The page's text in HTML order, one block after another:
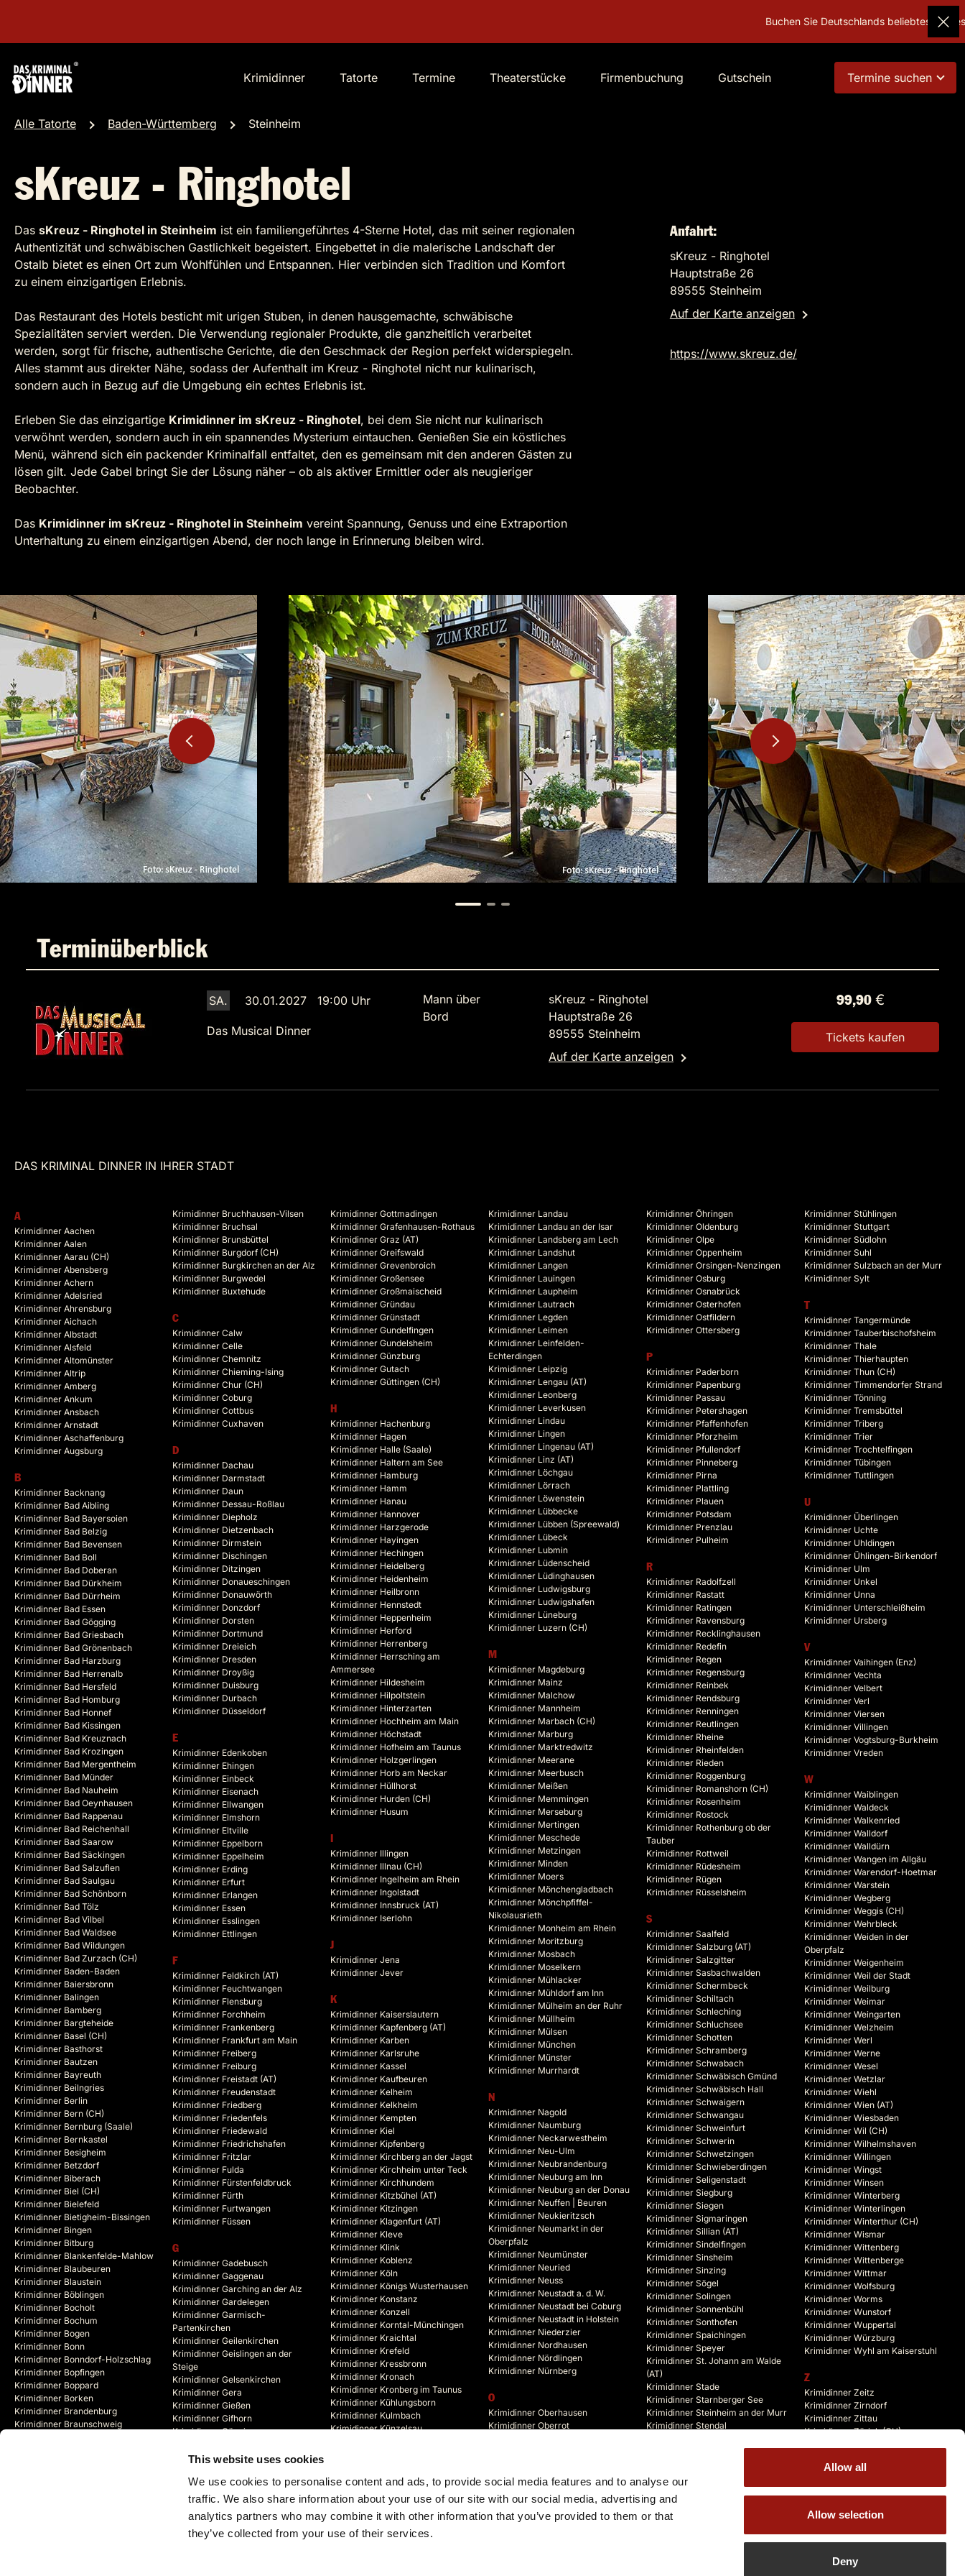
This website uses cookies
We use cookies to personalise content and ads, to provide social media features and to analyse our
traffic. We also share information about your use of our site with our social media, advertising and
analytics partners who may combine it with other information that you’ve provided to them or that
they’ve collected from your use of their services.
Allow all
Allow selection
Deny
Buchen Sie Deutschlands beliebtestes Geschenk!
Krimidinner Tatorte Termine Theaterstücke Firmenbuchung Gutschein Termine suchen
Alle Tatorte Baden-Württemberg Steinheim
sKreuz - Ringhotel
Das sKreuz - Ringhotel in Steinheim ist ein familiengeführtes 4-Sterne Hotel, das mit seiner regionalen
Authentizität und schwäbischen Gastlichkeit begeistert. Eingebettet in die malerische Landschaft der
Ostalb bietet es einen Ort zum Wohlfühlen und Entspannen. Hier verbinden sich Tradition und Komfort
zu einem einzigartigen Erlebnis.
Das Restaurant des Hotels besticht mit urigen Stuben, in denen hausgemachte, schwäbische
Spezialitäten serviert werden. Die Verwendung regionaler Produkte, die ganzheitlich verarbeitet
werden, sorgt für frische, authentische Gerichte, die den Geschmack der Region perfekt widerspiegeln.
Alles stammt aus direkter Nähe, sodass der Aufenthalt im Kreuz - Ringhotel nicht nur kulinarisch,
sondern auch in Bezug auf die Umgebung ein echtes Erlebnis ist.
Erleben Sie das einzigartige Krimidinner im sKreuz - Ringhotel, bei dem Sie nicht nur kulinarisch
verwöhnt werden, sondern auch in ein spannendes Mysterium eintauchen. Genießen Sie ein köstliches
Menü, während sich ein packender Kriminalfall entfaltet, den es gemeinsam mit den anderen Gästen zu
lösen gilt. Jede Gabel bringt Sie der Lösung näher – ob als aktiver Ermittler oder als neugieriger
Beobachter.
Das Krimidinner im sKreuz - Ringhotel in Steinheim vereint Spannung, Genuss und eine Extraportion
Unterhaltung zu einem einzigartigen Abend, der noch lange in Erinnerung bleiben wird.
Anfahrt:
sKreuz - Ringhotel
Hauptstraße 26
89555 Steinheim
Auf der Karte anzeigen
https://www.skreuz.de/
Terminüberblick
SA. 30.01.2027 19:00 Uhr
Das Musical Dinner
Mann über
Bord
sKreuz - Ringhotel
Hauptstraße 26
89555 Steinheim
Auf der Karte anzeigen
99,90 €
Tickets kaufen
DAS KRIMINAL DINNER IN IHRER STADT
A
Krimidinner Aachen
Krimidinner Aalen
Krimidinner Aarau (CH)
Krimidinner Abensberg
Krimidinner Achern
Krimidinner Adelsried
Krimidinner Ahrensburg
Krimidinner Aichach
Krimidinner Albstadt
Krimidinner Alsfeld
Krimidinner Altomünster
Krimidinner Altrip
Krimidinner Amberg
Krimidinner Ankum
Krimidinner Ansbach
Krimidinner Arnstadt
Krimidinner Aschaffenburg
Krimidinner Augsburg
B
Krimidinner Backnang
Krimidinner Bad Aibling
Krimidinner Bad Bayersoien
Krimidinner Bad Belzig
Krimidinner Bad Bevensen
Krimidinner Bad Boll
Krimidinner Bad Doberan
Krimidinner Bad Dürkheim
Krimidinner Bad Dürrheim
Krimidinner Bad Essen
Krimidinner Bad Gögging
Krimidinner Bad Griesbach
Krimidinner Bad Grönenbach
Krimidinner Bad Harzburg
Krimidinner Bad Herrenalb
Krimidinner Bad Hersfeld
Krimidinner Bad Homburg
Krimidinner Bad Honnef
Krimidinner Bad Kissingen
Krimidinner Bad Kreuznach
Krimidinner Bad Krozingen
Krimidinner Bad Mergentheim
Krimidinner Bad Münder
Krimidinner Bad Nauheim
Krimidinner Bad Oeynhausen
Krimidinner Bad Rappenau
Krimidinner Bad Reichenhall
Krimidinner Bad Saarow
Krimidinner Bad Säckingen
Krimidinner Bad Salzuflen
Krimidinner Bad Saulgau
Krimidinner Bad Schönborn
Krimidinner Bad Tölz
Krimidinner Bad Vilbel
Krimidinner Bad Waldsee
Krimidinner Bad Wildungen
Krimidinner Bad Zurzach (CH)
Krimidinner Baden-Baden
Krimidinner Baiersbronn
Krimidinner Balingen
Krimidinner Bamberg
Krimidinner Bargteheide
Krimidinner Basel (CH)
Krimidinner Basthorst
Krimidinner Bautzen
Krimidinner Bayreuth
Krimidinner Beilngries
Krimidinner Berlin
Krimidinner Bern (CH)
Krimidinner Bernburg (Saale)
Krimidinner Bernkastel
Krimidinner Besigheim
Krimidinner Betzdorf
Krimidinner Biberach
Krimidinner Biel (CH)
Krimidinner Bielefeld
Krimidinner Bietigheim-Bissingen
Krimidinner Bingen
Krimidinner Bitburg
Krimidinner Blankenfelde-Mahlow
Krimidinner Blaubeuren
Krimidinner Blaustein
Krimidinner Böblingen
Krimidinner Bocholt
Krimidinner Bochum
Krimidinner Bogen
Krimidinner Bonn
Krimidinner Bonndorf-Holzschlag
Krimidinner Bopfingen
Krimidinner Boppard
Krimidinner Borken
Krimidinner Brandenburg
Krimidinner Braunschweig
Krimidinner Bruchhausen-Vilsen
Krimidinner Bruchsal
Krimidinner Brunsbüttel
Krimidinner Burgdorf (CH)
Krimidinner Burgkirchen an der Alz
Krimidinner Burgwedel
Krimidinner Buxtehude
C
Krimidinner Calw
Krimidinner Celle
Krimidinner Chemnitz
Krimidinner Chieming-Ising
Krimidinner Chur (CH)
Krimidinner Coburg
Krimidinner Cottbus
Krimidinner Cuxhaven
D
Krimidinner Dachau
Krimidinner Darmstadt
Krimidinner Daun
Krimidinner Dessau-Roßlau
Krimidinner Diepholz
Krimidinner Dietzenbach
Krimidinner Dirmstein
Krimidinner Dischingen
Krimidinner Ditzingen
Krimidinner Donaueschingen
Krimidinner Donauwörth
Krimidinner Donzdorf
Krimidinner Dorsten
Krimidinner Dortmund
Krimidinner Dreieich
Krimidinner Dresden
Krimidinner Droyßig
Krimidinner Duisburg
Krimidinner Durbach
Krimidinner Düsseldorf
E
Krimidinner Edenkoben
Krimidinner Ehingen
Krimidinner Einbeck
Krimidinner Eisenach
Krimidinner Ellwangen
Krimidinner Elmshorn
Krimidinner Eltville
Krimidinner Eppelborn
Krimidinner Eppelheim
Krimidinner Erding
Krimidinner Erfurt
Krimidinner Erlangen
Krimidinner Essen
Krimidinner Esslingen
Krimidinner Ettlingen
F
Krimidinner Feldkirch (AT)
Krimidinner Feuchtwangen
Krimidinner Flensburg
Krimidinner Forchheim
Krimidinner Frankenberg
Krimidinner Frankfurt am Main
Krimidinner Freiberg
Krimidinner Freiburg
Krimidinner Freistadt (AT)
Krimidinner Freudenstadt
Krimidinner Friedberg
Krimidinner Friedenfels
Krimidinner Friedewald
Krimidinner Friedrichshafen
Krimidinner Fritzlar
Krimidinner Fulda
Krimidinner Fürstenfeldbruck
Krimidinner Fürth
Krimidinner Furtwangen
Krimidinner Füssen
G
Krimidinner Gadebusch
Krimidinner Gaggenau
Krimidinner Garching an der Alz
Krimidinner Gardelegen
Krimidinner Garmisch-
Partenkirchen
Krimidinner Geilenkirchen
Krimidinner Geislingen an der
Steige
Krimidinner Gelsenkirchen
Krimidinner Gera
Krimidinner Gießen
Krimidinner Gifhorn
Krimidinner Göppingen
Krimidinner Goslar
Krimidinner Göttingen
Krimidinner Gottmadingen
Krimidinner Grafenhausen-Rothaus
Krimidinner Graz (AT)
Krimidinner Greifswald
Krimidinner Grevenbroich
Krimidinner Großensee
Krimidinner Großmaischeid
Krimidinner Gründau
Krimidinner Grünstadt
Krimidinner Gundelfingen
Krimidinner Gundelsheim
Krimidinner Günzburg
Krimidinner Gutach
Krimidinner Güttingen (CH)
H
Krimidinner Hachenburg
Krimidinner Hagen
Krimidinner Halle (Saale)
Krimidinner Haltern am See
Krimidinner Hamburg
Krimidinner Hamm
Krimidinner Hanau
Krimidinner Hannover
Krimidinner Harzgerode
Krimidinner Hayingen
Krimidinner Hechingen
Krimidinner Heidelberg
Krimidinner Heidenheim
Krimidinner Heilbronn
Krimidinner Hennstedt
Krimidinner Heppenheim
Krimidinner Herford
Krimidinner Herrenberg
Krimidinner Herrsching am
Ammersee
Krimidinner Hildesheim
Krimidinner Hilpoltstein
Krimidinner Hinterzarten
Krimidinner Hochheim am Main
Krimidinner Höchstadt
Krimidinner Hofheim am Taunus
Krimidinner Holzgerlingen
Krimidinner Horb am Neckar
Krimidinner Hüllhorst
Krimidinner Hurden (CH)
Krimidinner Husum
Krimidinner Illingen
Krimidinner Illnau (CH)
Krimidinner Ingelheim am Rhein
Krimidinner Ingolstadt
Krimidinner Innsbruck (AT)
Krimidinner Iserlohn
J
Krimidinner Jena
Krimidinner Jever
K
Krimidinner Kaiserslautern
Krimidinner Kapfenberg (AT)
Krimidinner Karben
Krimidinner Karlsruhe
Krimidinner Kassel
Krimidinner Kaufbeuren
Krimidinner Kelheim
Krimidinner Kelkheim
Krimidinner Kempten
Krimidinner Kiel
Krimidinner Kipfenberg
Krimidinner Kirchberg an der Jagst
Krimidinner Kirchheim unter Teck
Krimidinner Kirchhundem
Krimidinner Kitzbühel (AT)
Krimidinner Kitzingen
Krimidinner Klagenfurt (AT)
Krimidinner Kleve
Krimidinner Klink
Krimidinner Koblenz
Krimidinner Köln
Krimidinner Königs Wusterhausen
Krimidinner Konstanz
Krimidinner Konzell
Krimidinner Korntal-Münchingen
Krimidinner Kraichtal
Krimidinner Krefeld
Krimidinner Kressbronn
Krimidinner Kronach
Krimidinner Kronberg im Taunus
Krimidinner Kühlungsborn
Krimidinner Kulmbach
Krimidinner Künzelsau
Krimidinner Lahr
Krimidinner Landau
Krimidinner Landau an der Isar
Krimidinner Landsberg am Lech
Krimidinner Landshut
Krimidinner Langen
Krimidinner Lauingen
Krimidinner Laupheim
Krimidinner Lautrach
Krimidinner Legden
Krimidinner Leimen
Krimidinner Leinfelden-
Echterdingen
Krimidinner Leipzig
Krimidinner Lengau (AT)
Krimidinner Leonberg
Krimidinner Leverkusen
Krimidinner Lindau
Krimidinner Lingen
Krimidinner Lingenau (AT)
Krimidinner Linz (AT)
Krimidinner Löchgau
Krimidinner Lörrach
Krimidinner Löwenstein
Krimidinner Lübbecke
Krimidinner Lübben (Spreewald)
Krimidinner Lübeck
Krimidinner Lubmin
Krimidinner Lüdenscheid
Krimidinner Lüdinghausen
Krimidinner Ludwigsburg
Krimidinner Ludwigshafen
Krimidinner Lüneburg
Krimidinner Luzern (CH)
M
Krimidinner Magdeburg
Krimidinner Mainz
Krimidinner Malchow
Krimidinner Mannheim
Krimidinner Marbach (CH)
Krimidinner Marburg
Krimidinner Marktredwitz
Krimidinner Meerane
Krimidinner Meerbusch
Krimidinner Meißen
Krimidinner Memmingen
Krimidinner Merseburg
Krimidinner Mertingen
Krimidinner Meschede
Krimidinner Metzingen
Krimidinner Minden
Krimidinner Moers
Krimidinner Mönchengladbach
Krimidinner Mönchpfiffel-
Nikolausrieth
Krimidinner Monheim am Rhein
Krimidinner Moritzburg
Krimidinner Mosbach
Krimidinner Moselkern
Krimidinner Mühlacker
Krimidinner Mühldorf am Inn
Krimidinner Mülheim an der Ruhr
Krimidinner Müllheim
Krimidinner Mülsen
Krimidinner München
Krimidinner Münster
Krimidinner Murrhardt
N
Krimidinner Nagold
Krimidinner Naumburg
Krimidinner Neckarwestheim
Krimidinner Neu-Ulm
Krimidinner Neubrandenburg
Krimidinner Neuburg am Inn
Krimidinner Neuburg an der Donau
Krimidinner Neuffen | Beuren
Krimidinner Neukieritzsch
Krimidinner Neumarkt in der
Oberpfalz
Krimidinner Neumünster
Krimidinner Neuried
Krimidinner Neuss
Krimidinner Neustadt a. d. W.
Krimidinner Neustadt bei Coburg
Krimidinner Neustadt in Holstein
Krimidinner Niederzier
Krimidinner Nordhausen
Krimidinner Nördlingen
Krimidinner Nürnberg
O
Krimidinner Oberhausen
Krimidinner Oberrot
Krimidinner Offenbach
Krimidinner Öhringen
Krimidinner Oldenburg
Krimidinner Olpe
Krimidinner Oppenheim
Krimidinner Orsingen-Nenzingen
Krimidinner Osburg
Krimidinner Osnabrück
Krimidinner Osterhofen
Krimidinner Ostfildern
Krimidinner Ottersberg
P
Krimidinner Paderborn
Krimidinner Papenburg
Krimidinner Passau
Krimidinner Petershagen
Krimidinner Pfaffenhofen
Krimidinner Pforzheim
Krimidinner Pfullendorf
Krimidinner Pinneberg
Krimidinner Pirna
Krimidinner Plattling
Krimidinner Plauen
Krimidinner Potsdam
Krimidinner Prenzlau
Krimidinner Pulheim
R
Krimidinner Radolfzell
Krimidinner Rastatt
Krimidinner Ratingen
Krimidinner Ravensburg
Krimidinner Recklinghausen
Krimidinner Redefin
Krimidinner Regen
Krimidinner Regensburg
Krimidinner Reinbek
Krimidinner Rendsburg
Krimidinner Renningen
Krimidinner Reutlingen
Krimidinner Rheine
Krimidinner Rheinfelden
Krimidinner Rieden
Krimidinner Roggenburg
Krimidinner Romanshorn (CH)
Krimidinner Rosenheim
Krimidinner Rostock
Krimidinner Rothenburg ob der
Tauber
Krimidinner Rottweil
Krimidinner Rüdesheim
Krimidinner Rügen
Krimidinner Rüsselsheim
S
Krimidinner Saalfeld
Krimidinner Salzburg (AT)
Krimidinner Salzgitter
Krimidinner Sasbachwalden
Krimidinner Schermbeck
Krimidinner Schiltach
Krimidinner Schleching
Krimidinner Schluchsee
Krimidinner Schotten
Krimidinner Schramberg
Krimidinner Schwabach
Krimidinner Schwäbisch Gmünd
Krimidinner Schwäbisch Hall
Krimidinner Schwaigern
Krimidinner Schwangau
Krimidinner Schweinfurt
Krimidinner Schwerin
Krimidinner Schwetzingen
Krimidinner Schwieberdingen
Krimidinner Seligenstadt
Krimidinner Siegburg
Krimidinner Siegen
Krimidinner Sigmaringen
Krimidinner Sillian (AT)
Krimidinner Sindelfingen
Krimidinner Sinsheim
Krimidinner Sinzing
Krimidinner Sögel
Krimidinner Solingen
Krimidinner Sonnenbühl
Krimidinner Sonthofen
Krimidinner Spaichingen
Krimidinner Speyer
Krimidinner St. Johann am Walde
(AT)
Krimidinner Stade
Krimidinner Starnberger See
Krimidinner Steinheim an der Murr
Krimidinner Stendal
Krimidinner Storkow (Mark)
Krimidinner Stralsund
Krimidinner Straubing
Krimidinner Stühlingen
Krimidinner Stuttgart
Krimidinner Südlohn
Krimidinner Suhl
Krimidinner Sulzbach an der Murr
Krimidinner Sylt
T
Krimidinner Tangermünde
Krimidinner Tauberbischofsheim
Krimidinner Thale
Krimidinner Thierhaupten
Krimidinner Thun (CH)
Krimidinner Timmendorfer Strand
Krimidinner Tönning
Krimidinner Tremsbüttel
Krimidinner Triberg
Krimidinner Trier
Krimidinner Trochtelfingen
Krimidinner Tübingen
Krimidinner Tuttlingen
U
Krimidinner Überlingen
Krimidinner Uchte
Krimidinner Uhldingen
Krimidinner Ühlingen-Birkendorf
Krimidinner Ulm
Krimidinner Unkel
Krimidinner Unna
Krimidinner Unterschleißheim
Krimidinner Ursberg
V
Krimidinner Vaihingen (Enz)
Krimidinner Vechta
Krimidinner Velbert
Krimidinner Verl
Krimidinner Viersen
Krimidinner Villingen
Krimidinner Vogtsburg-Burkheim
Krimidinner Vreden
W
Krimidinner Waiblingen
Krimidinner Waldeck
Krimidinner Walkenried
Krimidinner Walldorf
Krimidinner Walldürn
Krimidinner Wangen im Allgäu
Krimidinner Warendorf-Hoetmar
Krimidinner Warstein
Krimidinner Wegberg
Krimidinner Weggis (CH)
Krimidinner Wehrbleck
Krimidinner Weiden in der
Oberpfalz
Krimidinner Weigenheim
Krimidinner Weil der Stadt
Krimidinner Weilburg
Krimidinner Weimar
Krimidinner Weingarten
Krimidinner Welzheim
Krimidinner Werl
Krimidinner Werne
Krimidinner Wesel
Krimidinner Wetzlar
Krimidinner Wiehl
Krimidinner Wien (AT)
Krimidinner Wiesbaden
Krimidinner Wil (CH)
Krimidinner Wilhelmshaven
Krimidinner Willingen
Krimidinner Wingst
Krimidinner Winsen
Krimidinner Winterberg
Krimidinner Winterlingen
Krimidinner Winterthur (CH)
Krimidinner Wismar
Krimidinner Wittenberg
Krimidinner Wittenberge
Krimidinner Wittmar
Krimidinner Wolfsburg
Krimidinner Worms
Krimidinner Wunstorf
Krimidinner Wuppertal
Krimidinner Würzburg
Krimidinner Wyhl am Kaiserstuhl
Z
Krimidinner Zeitz
Krimidinner Zirndorf
Krimidinner Zittau
Krimidinner Zürich (CH)
Krimidinner Zwickau